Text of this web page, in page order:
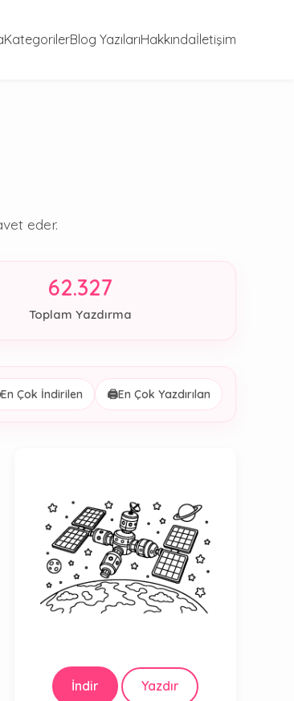
KategorilerBlog YazılarıHakkındaİletişim
eder.
62.327
Toplam Yazdırma
En Çok İndirilen 🖨️En Çok Yazdırılan
İndir Yazdır